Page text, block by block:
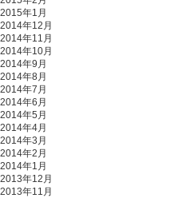
2015年1月
2014年12月
2014年11月
2014年10月
2014年9月
2014年8月
2014年7月
2014年6月
2014年5月
2014年4月
2014年3月
2014年2月
2014年1月
2013年12月
2013年11月